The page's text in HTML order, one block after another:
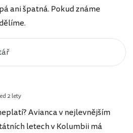
ani špatná. Pokud známe
2 lety
Avianca v nejlevnějším
letech v Kolumbii má